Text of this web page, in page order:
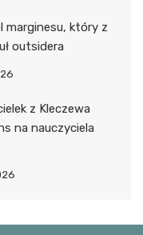
marginesu, który z
outsidera
z Kleczewa
na nauczyciela